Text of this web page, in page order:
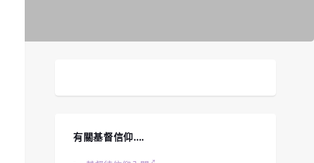
有關基督信仰….